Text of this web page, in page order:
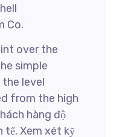
Co.
over the
simple
level
from the high
hàng độ
tế. Xem xét kỹ